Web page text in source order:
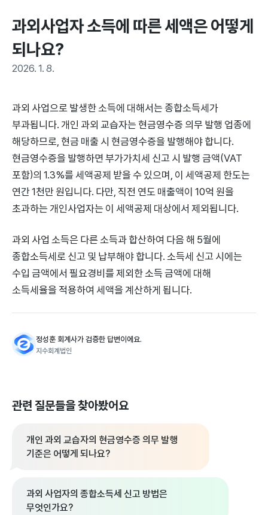
과외사업자 소득에 따른 세액은 어떻게
되나요?
2026. 1. 8.
과외 사업으로 발생한 소득에 대해서는 종합소득세가
부과됩니다. 개인 과외 교습자는 현금영수증 의무 발행 업종에
해당하므로, 현금 매출 시 현금영수증을 발행해야 합니다.
현금영수증을 발행하면 부가가치세 신고 시 발행 금액(VAT
포함)의 1.3%를 세액공제 받을 수 있으며, 이 세액공제 한도는
연간 1천만 원입니다. 다만, 직전 연도 매출액이 10억 원을
초과하는 개인사업자는 이 세액공제 대상에서 제외됩니다.
과외 사업 소득은 다른 소득과 합산하여 다음 해 5월에
종합소득세로 신고 및 납부해야 합니다. 소득세 신고 시에는
수입 금액에서 필요경비를 제외한 소득 금액에 대해
소득세율을 적용하여 세액을 계산하게 됩니다.
정성훈 회계사가 검증한 답변이에요.
지수회계법인
관련 질문들을 찾아봤어요
개인 과외 교습자의 현금영수증 의무 발행
기준은 어떻게 되나요?
과외 사업자의 종합소득세 신고 방법은
무엇인가요?